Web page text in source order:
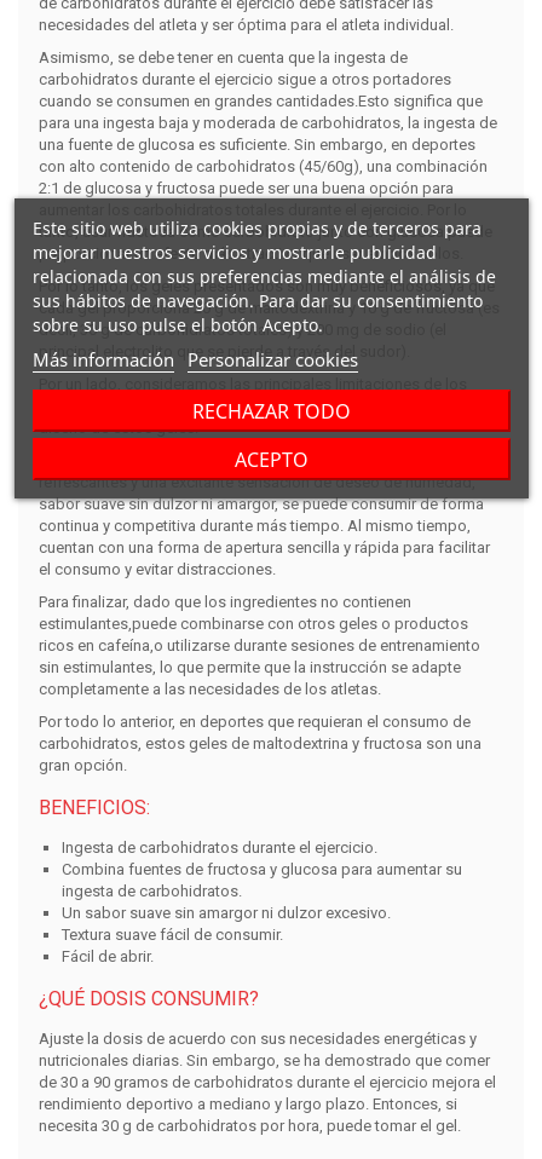
necesidades del atleta y ser óptima para el atleta individual.
Asimismo, se debe tener en cuenta que la ingesta de
carbohidratos durante el ejercicio sigue a otros portadores
cuando se consumen en grandes cantidades.Esto significa que
para una ingesta baja y moderada de carbohidratos, la ingesta de
una fuente de glucosa es suficiente. Sin embargo, en deportes
con alto contenido de carbohidratos (45/60g), una combinación
2:1 de glucosa y fructosa puede ser una buena opción para
tanto, usar fructosa como carbohidrato junto con glucosa puede
proporcionar un efecto más atractivo que usar ambos solos.
Por lo tanto, los geles presentados son muy beneficiosos, ya que
cada gel proporciona 20 g de maltodextrina y 10 g de fructosa (es
decir, 30 g de carbohidratos totales) y 200 mg de sodio (el
principal electrolito que se pierde a través del sudor).
atletas en el rango de parámetros destacados en la selección y
diseño de estos geles.
Es de fácil consumo con su textura acuosa, sus propiedades
refrescantes y una excitante sensación de deseo de humedad,
sabor suave sin dulzor ni amargor, se puede consumir de forma
continua y competitiva durante más tiempo. Al mismo tiempo,
cuentan con una forma de apertura sencilla y rápida para facilitar
el consumo y evitar distracciones.
Para finalizar, dado que los ingredientes no contienen
estimulantes,puede combinarse con otros geles o productos
ricos en cafeína,o utilizarse durante sesiones de entrenamiento
sin estimulantes, lo que permite que la instrucción se adapte
completamente a las necesidades de los atletas.
Por todo lo anterior, en deportes que requieran el consumo de
carbohidratos, estos geles de maltodextrina y fructosa son una
gran opción.
BENEFICIOS:
Ingesta de carbohidratos durante el ejercicio.
Combina fuentes de fructosa y glucosa para aumentar su
ingesta de carbohidratos.
Un sabor suave sin amargor ni dulzor excesivo.
Textura suave fácil de consumir.
Fácil de abrir.
¿QUÉ DOSIS CONSUMIR?
Ajuste la dosis de acuerdo con sus necesidades energéticas y
nutricionales diarias. Sin embargo, se ha demostrado que comer
de 30 a 90 gramos de carbohidratos durante el ejercicio mejora el
rendimiento deportivo a mediano y largo plazo. Entonces, si
necesita 30 g de carbohidratos por hora, puede tomar el gel.
Este sitio web utiliza cookies propias y de terceros para
mejorar nuestros servicios y mostrarle publicidad
relacionada con sus preferencias mediante el análisis de
sus hábitos de navegación. Para dar su consentimiento
sobre su uso pulse el botón Acepto.
Más información Personalizar cookies
RECHAZAR TODO
ACEPTO